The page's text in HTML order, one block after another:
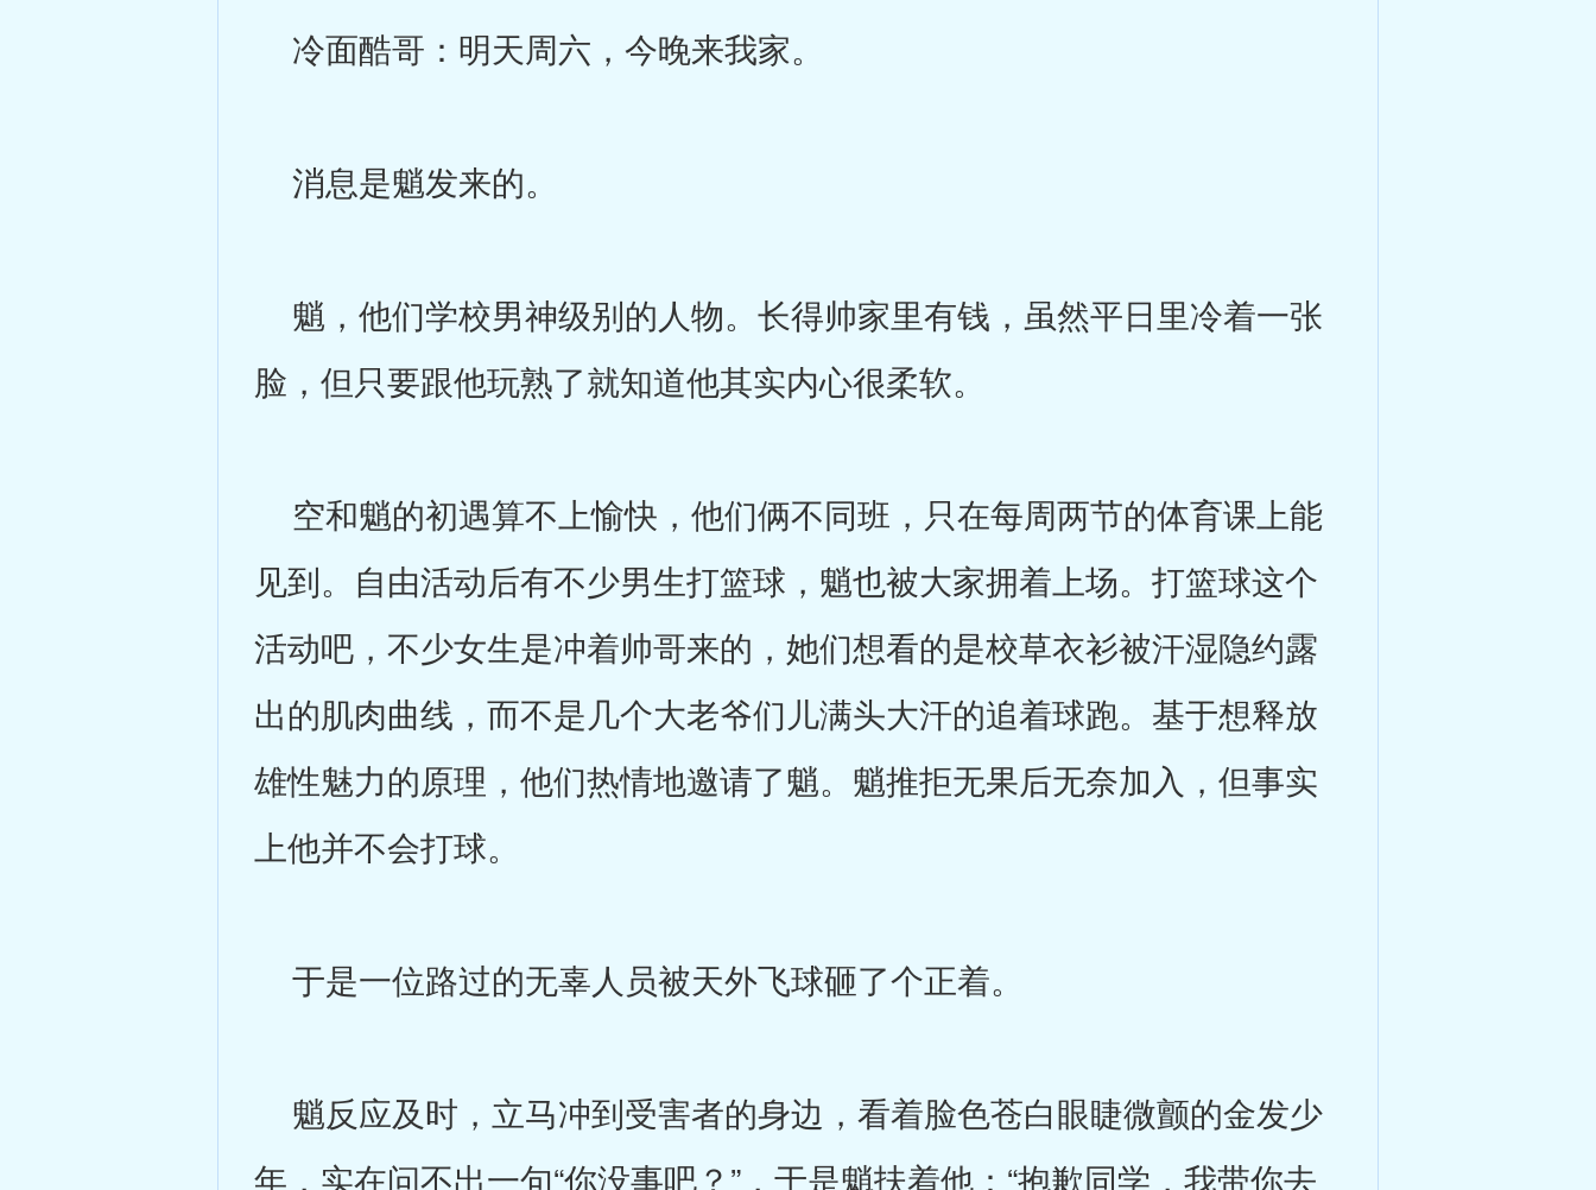
冷面酷哥：明天周六，今晚来我家。
消息是魈发来的。
魈，他们学校男神级别的人物。长得帅家里有钱，虽然平日里冷着一张
脸，但只要跟他玩熟了就知道他其实内心很柔软。
空和魈的初遇算不上愉快，他们俩不同班，只在每周两节的体育课上能
见到。自由活动后有不少男生打篮球，魈也被大家拥着上场。打篮球这个
活动吧，不少女生是冲着帅哥来的，她们想看的是校草衣衫被汗湿隐约露
出的肌肉曲线，而不是几个大老爷们儿满头大汗的追着球跑。基于想释放
雄性魅力的原理，他们热情地邀请了魈。魈推拒无果后无奈加入，但事实
上他并不会打球。
于是一位路过的无辜人员被天外飞球砸了个正着。
魈反应及时，立马冲到受害者的身边，看着脸色苍白眼睫微颤的金发少
年，实在问不出一句“你没事吧？”，于是魈扶着他：“抱歉同学，我带你去